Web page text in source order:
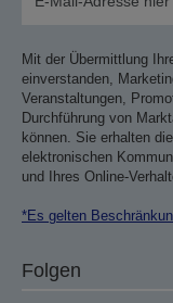
Mit der Übermittlung
einverstanden,
Veranstaltungen,
Durchführung von
können. Sie erhalten
elektronischen
und Ihres Online-
*Es gelten
Folgen